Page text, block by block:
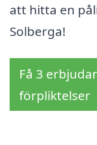
att hitta en
Solberga!
Få 3
förpliktelser